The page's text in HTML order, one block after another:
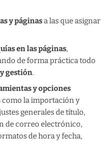
y páginasa las que asignar
en las páginas,
de forma práctica todo
gestión.
y opciones
como la importación y
generales de título,
de correo electrónico,
de hora y fecha,